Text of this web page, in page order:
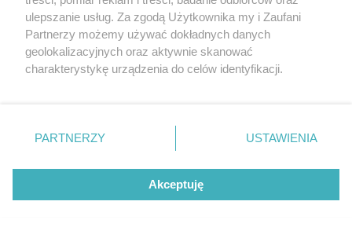
AKTUALNOŚCI
Taycanów niż modelu 911
PORÓWNANIE
ulepszanie usług. Za zgodą Użytkownika my i Zaufani
Partnerzy możemy używać dokładnych danych
geolokalizacyjnych oraz aktywnie skanować
charakterystykę urządzenia do celów identyfikacji.
zmienić/wycofać klikając przycisk ustawień prywatności
znajdujący się w lewym dolnym rogu strony
rodzaje przetwarzania danych nie wymagają zgody
użytkownika, ale masz prawo sprzeciwić się takiemu
PARTNERZY USTAWIENIA
Akceptuję